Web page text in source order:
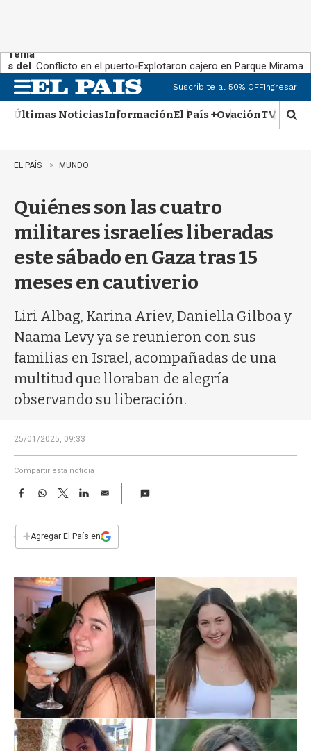
Tema
s del
día:
Conflicto en el puerto Explotaron cajero en Parque Miramar
n
u
Suscribite al 50% OFFIngresar
Últimas NoticiasInformaciónEl País +OvaciónTV Show
M
o
a
EL PAÍS MUNDO
Quiénes son las cuatro
militares israelíes liberadas
este sábado en Gaza tras 15
meses en cautiverio
Liri Albag, Karina Ariev, Daniella Gilboa y
Naama Levy ya se reunieron con sus
familias en Israel, acompañadas de una
multitud que lloraban de alegría
observando su liberación.
25/01/2025, 09:33
Compartir esta noticia
F
e
b
k
W
s
p
T
w
t
L
E
i
l
+Agregar El País en